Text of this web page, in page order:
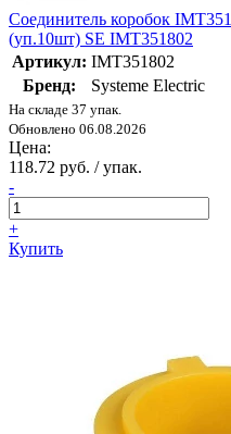
Соединитель коробок
(уп.10шт) SE IMT351802
Артикул: IMT351802
Бренд:
Systeme Electric
На складе 37 упак.
Обновлено 06.08.2026
Цена:
118.72 руб. / упак.
-
+
Купить